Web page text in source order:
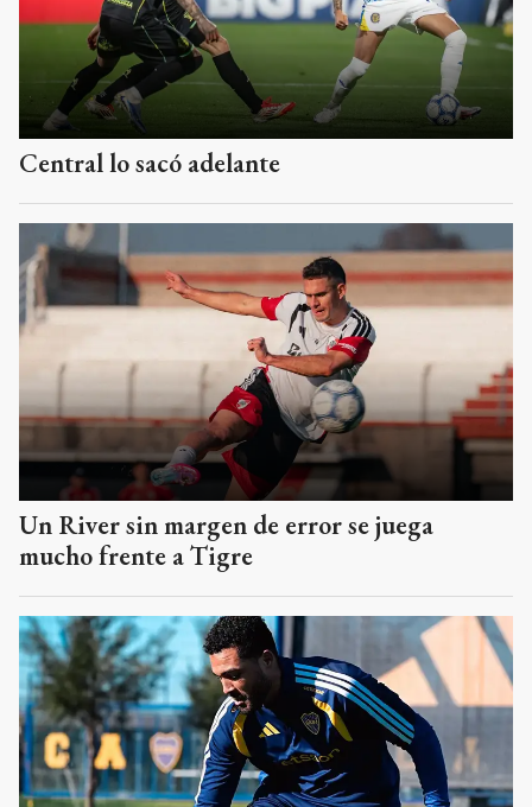
Central lo sacó adelante
Un River sin margen de error se juega
mucho frente a Tigre